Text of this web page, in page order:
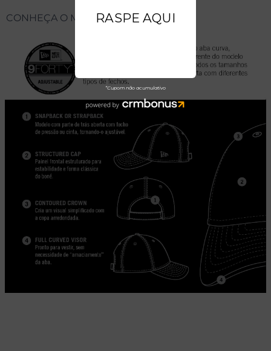
CONHEÇA O MODELO DO BONÉ